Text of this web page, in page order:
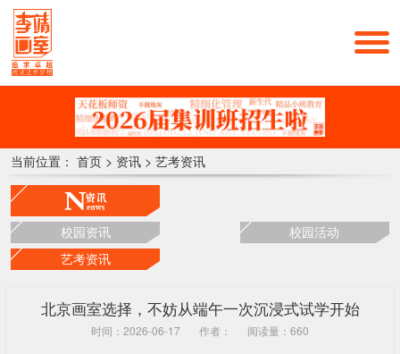
当前位置： 首页 > 资讯 > 艺考资讯
校园资讯
校园活动
艺考资讯
北京画室选择，不妨从端午一次沉浸式试学开始
时间：2026-06-17 作者： 阅读量：660